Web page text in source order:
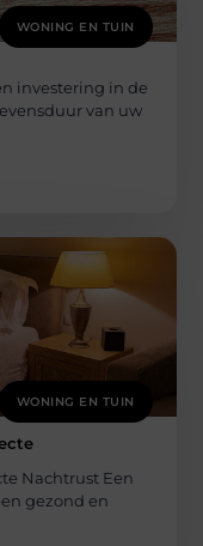
WONING EN TUIN
investering in de
van uw
WONING EN TUIN
Nachtrust Een
gezond en